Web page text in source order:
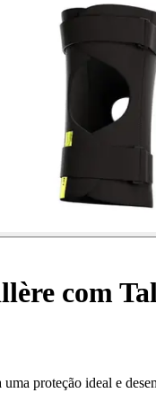
com
proteção ideal e